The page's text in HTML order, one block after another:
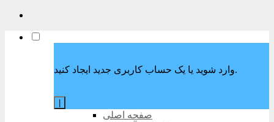
وارد شوید یا یک حساب کاربری جدید ایجاد کنید.
صفحه اصلی